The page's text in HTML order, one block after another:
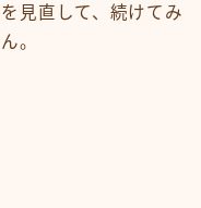
見直して、続けてみ
。